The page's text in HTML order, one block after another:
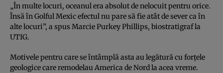
„În multe locuri, oceanul era absolut de nelocuit pentru orice.
Însă în Golful Mexic efectul nu pare să fie atât de sever ca în
alte locuri”, a spus Marcie Purkey Phillips, biostratigraf la
UTIG.
Motivele pentru care se întâmplă asta au legătură cu forțele
geologice care remodelau America de Nord la acea vreme.